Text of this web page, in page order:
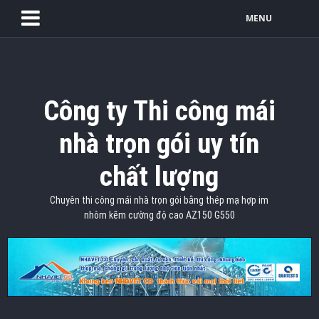
MENU
Công ty Thi công mái
nhà trọn gói uy tín
chất lượng
Chuyên thi công mái nhà trọn gói bằng thép mạ hợp im
nhôm kẽm cường độ cao AZ150 G550